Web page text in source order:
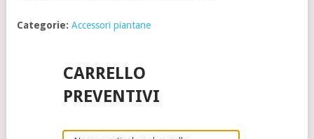
Categorie: Accessori piantane
CARRELLO
PREVENTIVI